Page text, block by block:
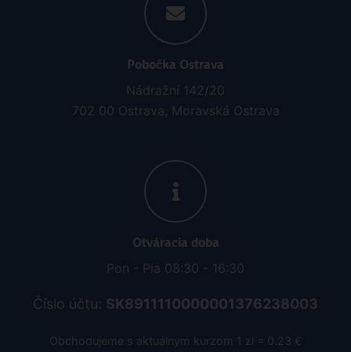
Pobočka Ostrava
Nádražní 142/20
702 00 Ostrava, Moravská Ostrava
Otváracia doba
Pon - Pia 08:30 - 16:30
Číslo účtu: SK8911110000001376238003
Obchodujeme s aktuálnym kurzom 1 zł = 0.23 €